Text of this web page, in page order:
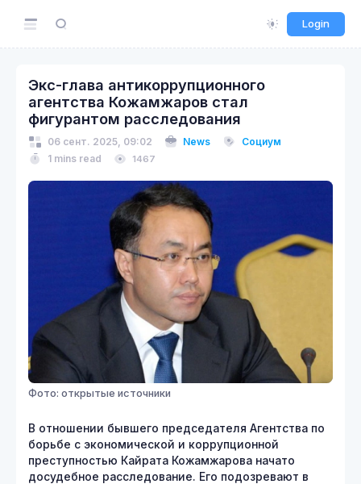
Login
Экс-глава антикоррупционного
агентства Кожамжаров стал
фигурантом расследования
06 сент. 2025, 09:02 News
Социум
1 mins read
1467
Фото: открытые источники
В отношении бывшего председателя Агентства по
борьбе с экономической и коррупционной
преступностью Кайрата Кожамжарова начато
досудебное расследование. Его подозревают в